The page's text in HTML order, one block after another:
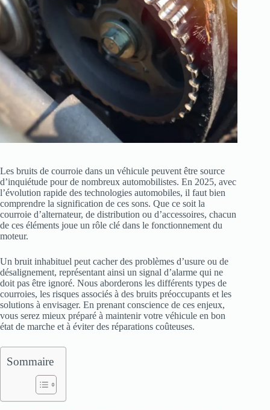
Les bruits de courroie dans un véhicule peuvent être source
d’inquiétude pour de nombreux automobilistes. En 2025, avec
l’évolution rapide des technologies automobiles, il faut bien
comprendre la signification de ces sons. Que ce soit la
courroie d’alternateur, de distribution ou d’accessoires, chacun
de ces éléments joue un rôle clé dans le fonctionnement du
moteur.
Un bruit inhabituel peut cacher des problèmes d’usure ou de
désalignement, représentant ainsi un signal d’alarme qui ne
doit pas être ignoré. Nous aborderons les différents types de
courroies, les risques associés à des bruits préoccupants et les
solutions à envisager. En prenant conscience de ces enjeux,
vous serez mieux préparé à maintenir votre véhicule en bon
état de marche et à éviter des réparations coûteuses.
Sommaire